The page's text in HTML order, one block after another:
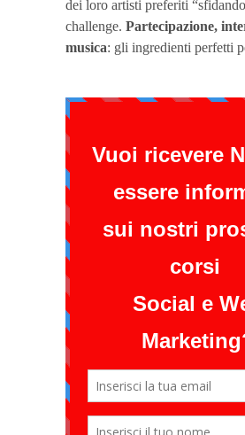
dei loro artisti preferiti
challenge. Partecipazione,
musica: gli ingredienti perfetti